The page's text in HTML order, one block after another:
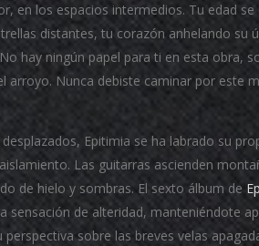
en los espacios intermedios. Tu edad
distantes, tu corazón anhelando su
No hay ningún papel para ti en esta obra,
arroyo. Nunca debiste caminar por este
Epitimia se ha labrado su
Las guitarras ascienden
de hielo y sombras. El sexto álbum de
sensación de alteridad, manteniéndote
sobre las breves velas